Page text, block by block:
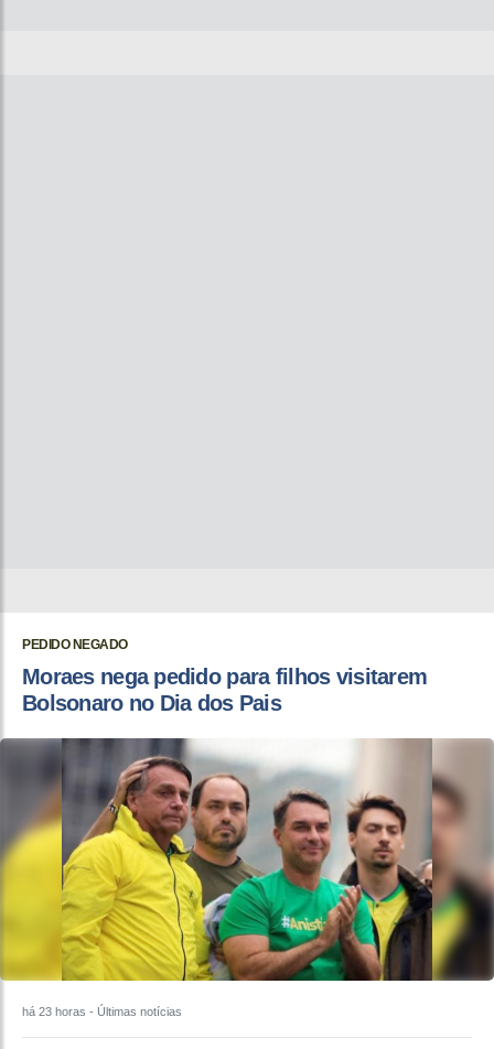
PEDIDO NEGADO
Moraes nega pedido para filhos visitarem
Bolsonaro no Dia dos Pais
há 23 horas - Últimas notícias